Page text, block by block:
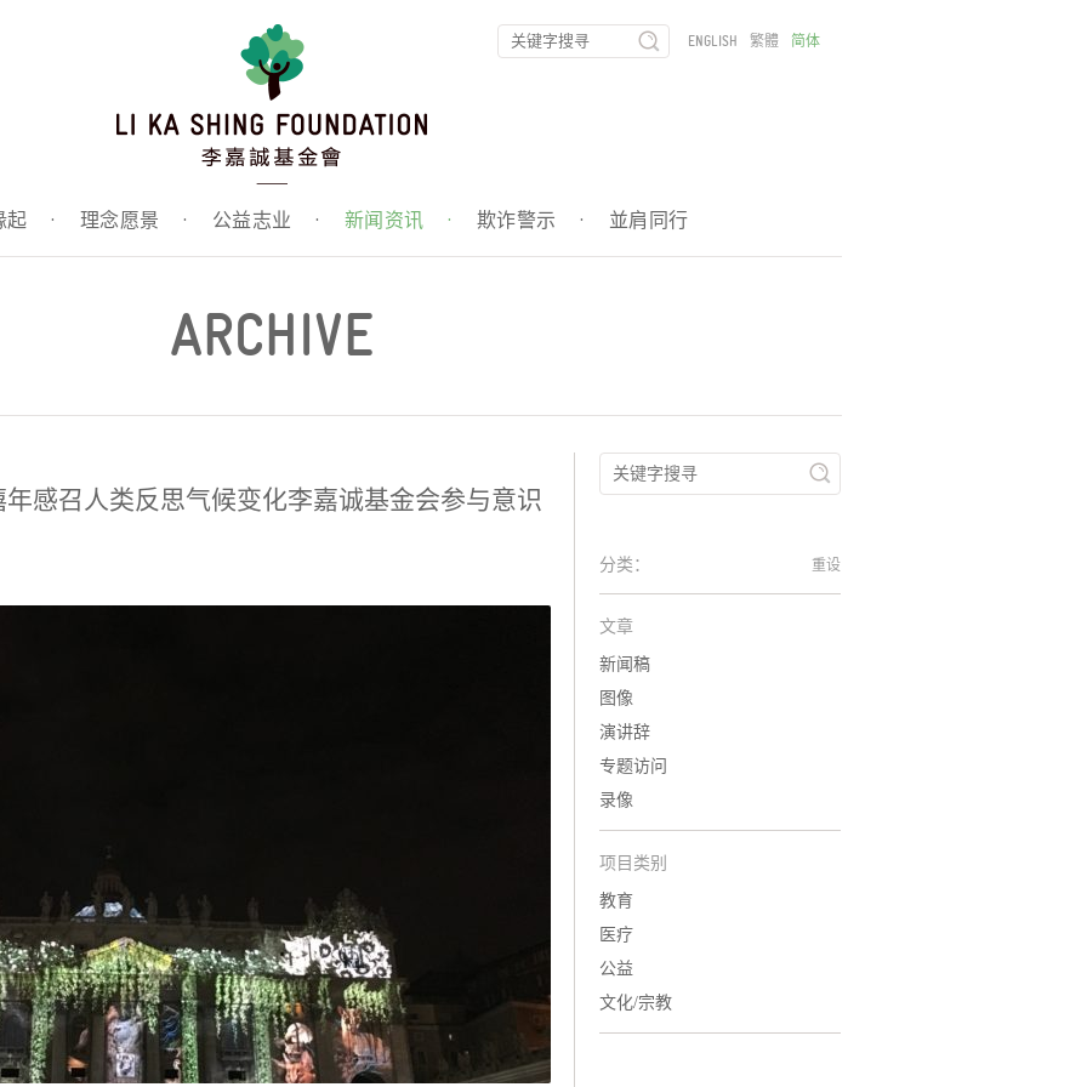
起 · 理念愿景 · 公益志业 · 新闻资讯 · 欺诈警示 · 並肩同行
ENGLISH 繁體 简体
ARCHIVE
感召人类反思气候变化李嘉诚基金会参与意识
分类： 重设
文章
新闻稿
图像
演讲辞
专题访问
录像
项目类别
教育
医疗
公益
文化/宗教